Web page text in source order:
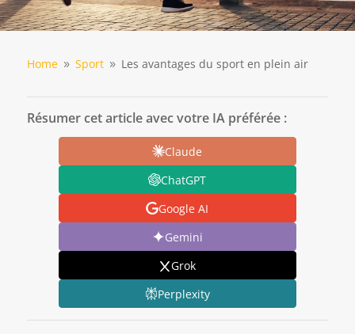
Home 9 Sport 9 Les avantages du sport en plein air
Résumer cet article avec votre IA préférée :
Claude
ChatGPT
Google AI
Gemini
Grok
Perplexity